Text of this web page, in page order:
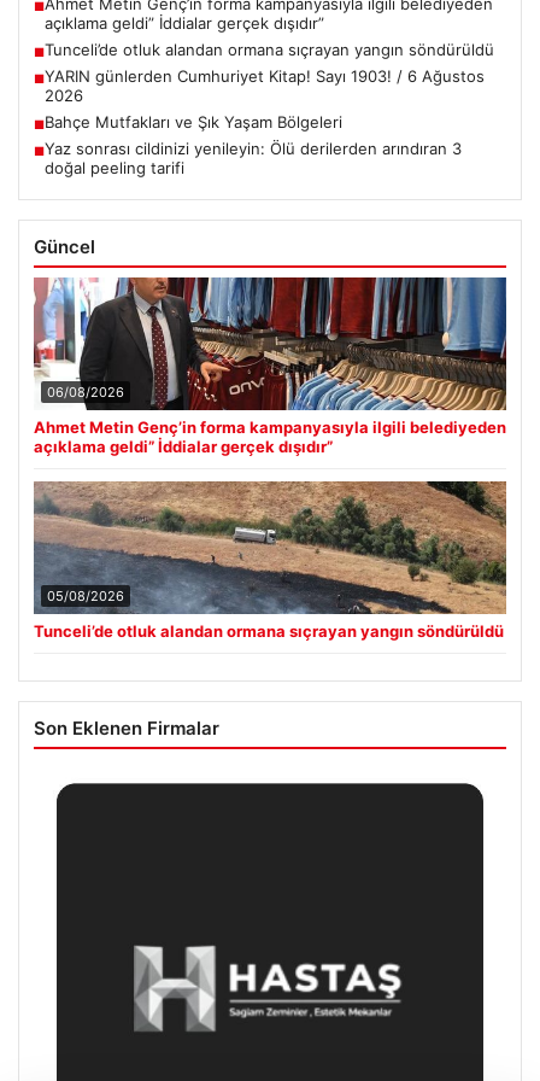
■
açıklama geldi” İddialar gerçek dışıdır”
■Tunceli’de otluk alandan ormana sıçrayan yangın söndürüldü
■YARIN günlerden Cumhuriyet Kitap! Sayı 1903! / 6 Ağustos
2026
■Bahçe Mutfakları ve Şık Yaşam Bölgeleri
■Yaz sonrası cildinizi yenileyin: Ölü derilerden arındıran 3
doğal peeling tarifi
Güncel
06/08/2026
Ahmet Metin Genç’in forma kampanyasıyla ilgili belediyeden
açıklama geldi” İddialar gerçek dışıdır”
05/08/2026
Tunceli’de otluk alandan ormana sıçrayan yangın söndürüldü
Son Eklenen Firmalar